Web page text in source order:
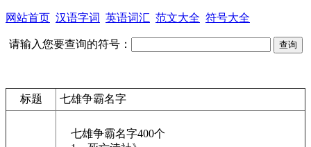
网站首页 汉语字词 英语词汇 范文大全 符号大全
请输入您要查询的符号：
标题 七雄争霸名字
七雄争霸名字400个